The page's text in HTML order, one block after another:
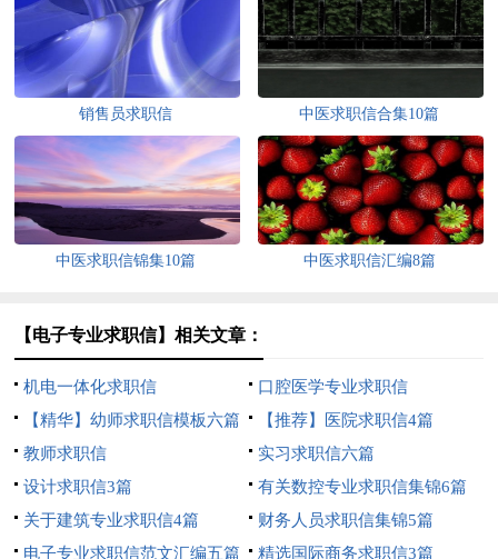
销售员求职信 中医求职信合集10篇
中医求职信锦集10篇 中医求职信汇编8篇
【电子专业求职信】相关文章：
机电一体化求职信
口腔医学专业求职信
【精华】幼师求职信模板六篇
【推荐】医院求职信4篇
教师求职信
实习求职信六篇
设计求职信3篇
有关数控专业求职信集锦6篇
关于建筑专业求职信4篇
财务人员求职信集锦5篇
电子专业求职信范文汇编五篇
精选国际商务求职信3篇